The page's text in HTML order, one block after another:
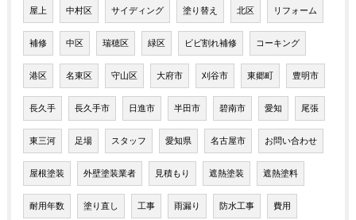
屋上 中村区 サイディング 塗り替え 北区 リフォーム
補修 中区 瑞穂区 緑区 ビビ割れ補修 コーキング
港区 名東区 守山区 大府市 刈谷市 東郷町 豊明市
長久手 長久手市 日進市 半田市 碧南市 愛知 尾張
東三河 足場 スタッフ 愛知県 名古屋市 お問い合わせ
屋根塗装 外壁塗装業者 見積もり 遮熱塗装 遮熱塗料
耐用年数 塗り直し 工事 雨漏り 防水工事 費用